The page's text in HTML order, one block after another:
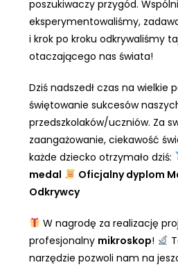
poszukiwaczy przygód.
eksperymentowaliśmy,
i krok po kroku odkrywaliśmy
otaczającego nas świata!
Dziś nadszedł czas na wielkie
świętowanie sukcesów
przedszkolaków/uczniów. Za
zaangażowanie, ciekawość
każde dziecko otrzymało dziś:
medal
Oficjalny dyplom
Odkrywcy
W nagrodę za realizację
profesjonalny mikroskop!
narzędzie pozwoli nam na